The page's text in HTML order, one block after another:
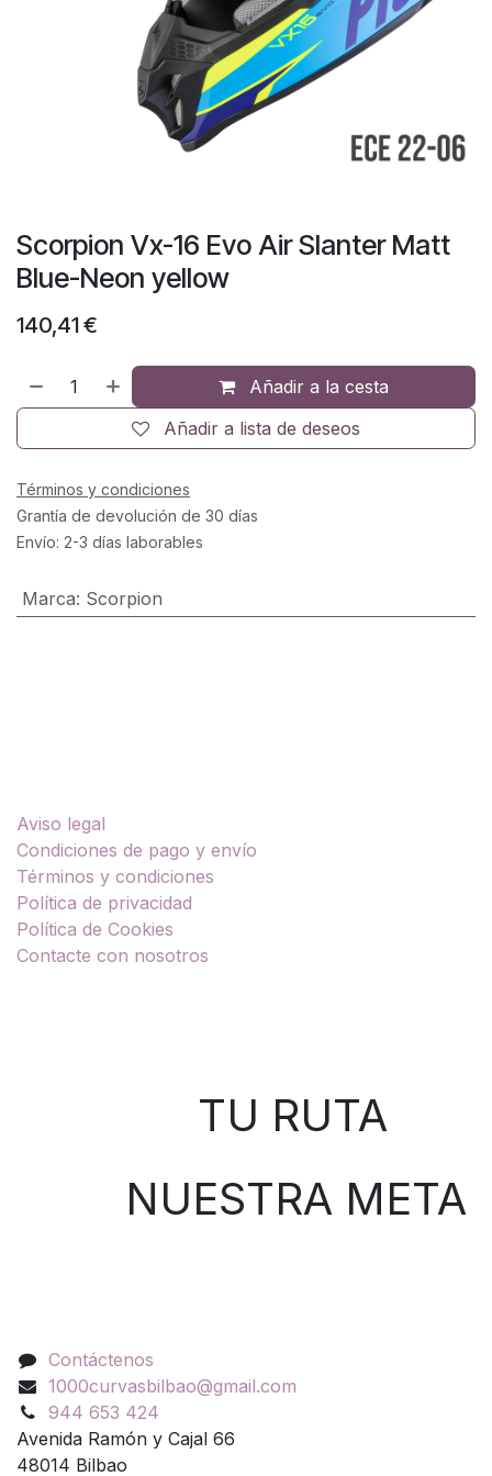
Scorpion Vx-16 Evo Air Slanter Matt
Blue-Neon yellow
140,41€
Añadir a la cesta
Añadir a lista de deseos
Términos y condiciones
Grantía de devolución de 30 días
Envío: 2-3 días laborables
Marca: Scorpion
Aviso legal
Condiciones de pago y envío
Términos y condiciones
Política de privacidad
Política de Cookies
Contacte con nosotros
TU RUTA
NUESTRA META
Contáctenos
1000curvasbilbao@gmail.com
944 653 424
Avenida Ramón y Cajal 66
48014 Bilbao